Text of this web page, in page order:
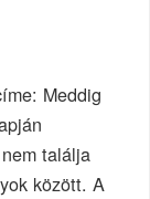
Meddig
találja
között. A